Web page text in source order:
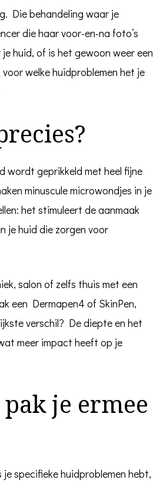
Die behandeling waar je
die haar voor-en-na foto’s
huid, of is het gewoon weer een
welke huidproblemen het je
wordt geprikkeld met heel fijne
minuscule microwondjes in je
het stimuleert de aanmaak
je huid die zorgen voor
salon of zelfs thuis met een
een Dermapen4 of SkinPen,
verschil? De diepte en het
meer impact heeft op je
je ermee
specifieke huidproblemen hebt,